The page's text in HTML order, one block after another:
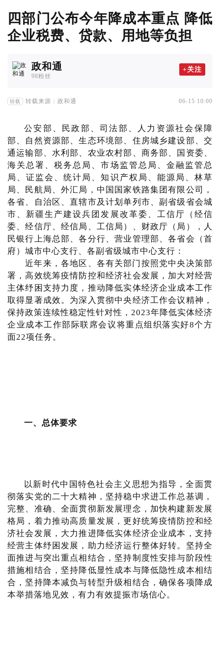
四部门公布今年降成本重点 降低
企业税费、贷款、用地等负担
政和通
98粉丝
+关注
转载 转载来源：政和通 06-15 10:00
公安部、民政部、司法部、人力资源社会保障
部、自然资源部、生态环境部、住房城乡建设部、交
通运输部、水利部、农业农村部、商务部、国资委、
海关总署、税务总局、市场监管总局、金融监管总
局、证监会、统计局、知识产权局、能源局、林草
局、民航局、外汇局，中国国家铁路集团有限公司，
各省、自治区、直辖市及计划单列市、副省级省会城
市、新疆生产建设兵团发展改革委、工信厅（经信
委、经信厅、经信局、工信局）、财政厅（局），人
民银行上海总部、各分行、营业管理部、各省会（首
府）城市中心支行、各副省级城市中心支行：
近年来，各地区、各有关部门按照党中央决策部
署，高效统筹疫情防控和经济社会发展，加大对经营
主体纾困支持力度，推动降低实体经济企业成本工作
取得显著成效。为深入贯彻中央经济工作会议精神，
保持政策连续性稳定性针对性，2023年降低实体经济
企业成本工作部际联席会议将重点组织落实好8个方
面22项任务。
一、总体要求
以新时代中国特色社会主义思想为指导，全面贯
彻落实党的二十大精神，坚持稳中求进工作总基调，
完整、准确、全面贯彻新发展理念，加快构建新发展
格局，着力推动高质量发展，更好统筹疫情防控和经
济社会发展，大力推进降低实体经济企业成本，支持
经营主体纾困发展，助力经济运行整体好转。坚持全
面推进与突出重点相结合，坚持制度性安排与阶段性
措施相结合，坚持降低显性成本与降低隐性成本相结
合，坚持降本减负与转型升级相结合，确保各项降成
本举措落地见效，有力有效提振市场信心。